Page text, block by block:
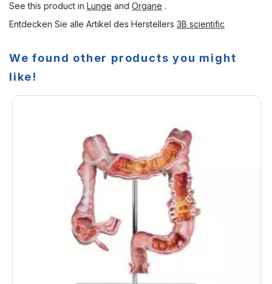
See this product in Lunge and Organe .
Entdecken Sie alle Artikel des Herstellers 3B scientific
We found other products you might
like!